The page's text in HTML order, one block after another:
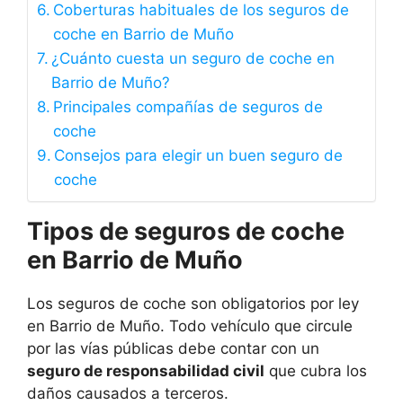
Coberturas habituales de los seguros de
coche en Barrio de Muño
¿Cuánto cuesta un seguro de coche en
Barrio de Muño?
Principales compañías de seguros de
coche
Consejos para elegir un buen seguro de
coche
Tipos de seguros de coche
en Barrio de Muño
Los seguros de coche son obligatorios por ley
en Barrio de Muño. Todo vehículo que circule
por las vías públicas debe contar con un
seguro de responsabilidad civil que cubra los
daños causados a terceros.